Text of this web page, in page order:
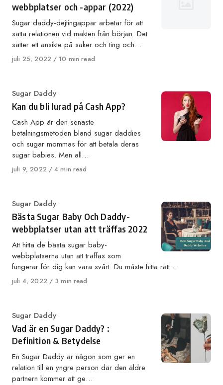
webbplatser och -appar (2022)
Sugar daddy-dejtingappar arbetar för att
sätta relationen vid makten från början. Det
sätter ett ansikte på saker och ting och…
Published
juli 25, 2022 10 min read
Category
Sugar Daddy
Kan du bli lurad på Cash App?
Cash App är den senaste
betalningsmetoden bland sugar daddies
och sugar mommas för att betala deras
sugar babies. Men all…
Published
juli 9, 2022 4 min read
Category
Sugar Daddy
Bästa Sugar Baby Och Daddy-
webbplatser utan att träffas 2022
Att hitta de bästa sugar baby-
webbplatserna utan att träffas som
fungerar för dig kan vara svårt. Du måste hitta rätt…
Published
juli 4, 2022 3 min read
Category
Sugar Daddy
Vad är en Sugar Daddy? :
Definition & Betydelse
En Sugar Daddy är någon som ger en
relation till en yngre person där den äldre
partnern kommer att ge…